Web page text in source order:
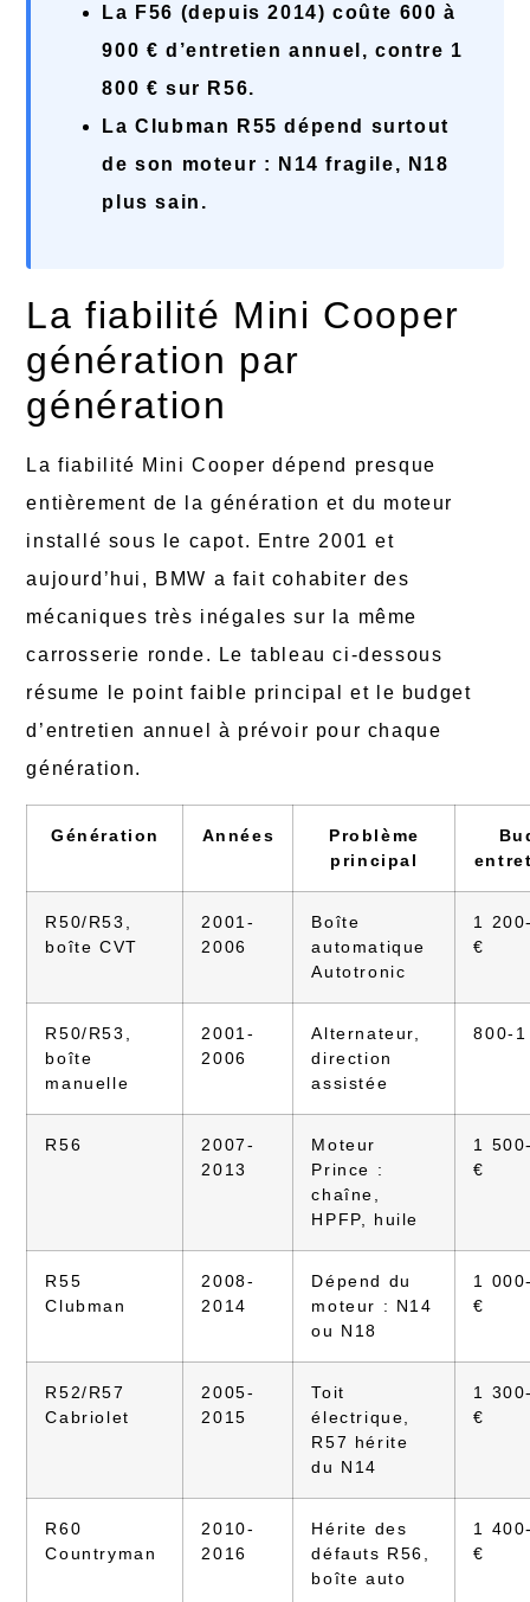
La F56 (depuis 2014) coûte 600 à
900 € d’entretien annuel, contre 1
800 € sur R56.
La Clubman R55 dépend surtout
de son moteur : N14 fragile, N18
plus sain.
La fiabilité Mini Cooper
génération par
génération
La fiabilité Mini Cooper dépend presque
entièrement de la génération et du moteur
installé sous le capot. Entre 2001 et
aujourd’hui, BMW a fait cohabiter des
mécaniques très inégales sur la même
carrosserie ronde. Le tableau ci-dessous
résume le point faible principal et le budget
d’entretien annuel à prévoir pour chaque
génération.
Génération Années
Problème
principal
R50/R53,
boîte CVT
2001-
2006
Boîte
automatique
Autotronic
1
€
R50/R53,
boîte
manuelle
2001-
2006
Alternateur,
direction
assistée
800-
R56
2007-
2013
Moteur
Prince :
chaîne,
HPFP, huile
1
€
R55
Clubman
2008-
2014
Dépend du
moteur : N14
ou N18
1
€
R52/R57
Cabriolet
2005-
2015
Toit
électrique,
R57 hérite
du N14
1
€
R60
Countryman
2010-
2016
Hérite des
défauts R56,
boîte auto
1
€